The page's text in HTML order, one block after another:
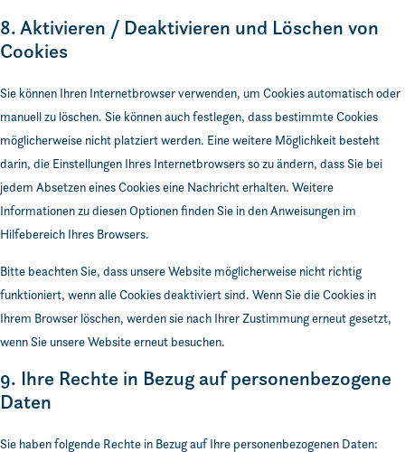
8. Aktivieren / Deaktivieren und Löschen von
Cookies
Sie können Ihren Internetbrowser verwenden, um Cookies automatisch oder
manuell zu löschen. Sie können auch festlegen, dass bestimmte Cookies
möglicherweise nicht platziert werden. Eine weitere Möglichkeit besteht
darin, die Einstellungen Ihres Internetbrowsers so zu ändern, dass Sie bei
jedem Absetzen eines Cookies eine Nachricht erhalten. Weitere
Informationen zu diesen Optionen finden Sie in den Anweisungen im
Hilfebereich Ihres Browsers.
Bitte beachten Sie, dass unsere Website möglicherweise nicht richtig
funktioniert, wenn alle Cookies deaktiviert sind. Wenn Sie die Cookies in
Ihrem Browser löschen, werden sie nach Ihrer Zustimmung erneut gesetzt,
wenn Sie unsere Website erneut besuchen.
9. Ihre Rechte in Bezug auf personenbezogene
Daten
Sie haben folgende Rechte in Bezug auf Ihre personenbezogenen Daten: